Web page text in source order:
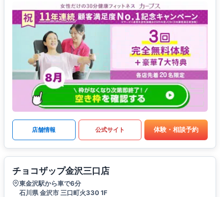
店舗情報 公式サイト 体験・相談予約
チョコザップ金沢三口店
東金沢駅から車で6分
石川県 金沢市 三口町火330 1F